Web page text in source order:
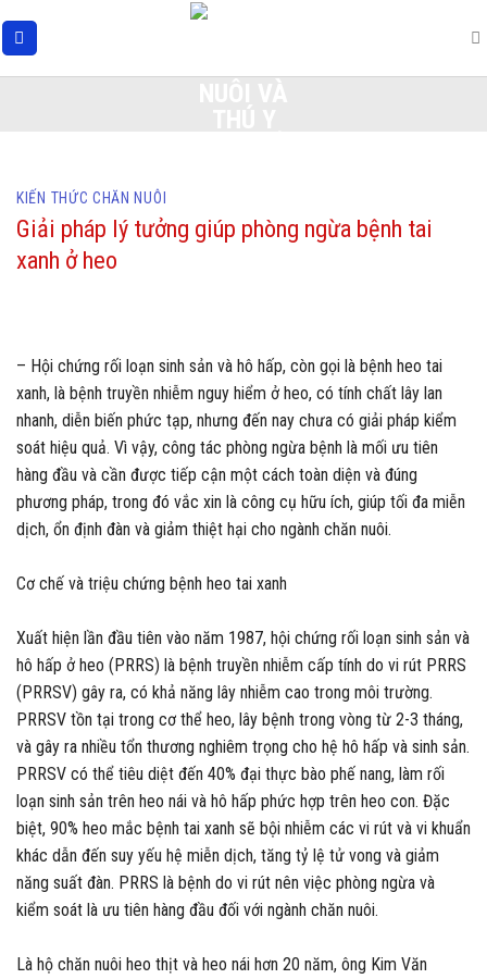
KIẾN THỨC CHĂN NUÔI
Giải pháp lý tưởng giúp phòng ngừa bệnh tai
xanh ở heo
– Hội chứng rối loạn sinh sản và hô hấp, còn gọi là bệnh heo tai
xanh, là bệnh truyền nhiễm nguy hiểm ở heo, có tính chất lây lan
nhanh, diễn biến phức tạp, nhưng đến nay chưa có giải pháp kiểm
soát hiệu quả. Vì vậy, công tác phòng ngừa bệnh là mối ưu tiên
hàng đầu và cần được tiếp cận một cách toàn diện và đúng
phương pháp, trong đó vắc xin là công cụ hữu ích, giúp tối đa miễn
dịch, ổn định đàn và giảm thiệt hại cho ngành chăn nuôi.
Cơ chế và triệu chứng bệnh heo tai xanh
Xuất hiện lần đầu tiên vào năm 1987, hội chứng rối loạn sinh sản và
hô hấp ở heo (PRRS) là bệnh truyền nhiễm cấp tính do vi rút PRRS
(PRRSV) gây ra, có khả năng lây nhiễm cao trong môi trường.
PRRSV tồn tại trong cơ thể heo, lây bệnh trong vòng từ 2-3 tháng,
và gây ra nhiều tổn thương nghiêm trọng cho hệ hô hấp và sinh sản.
PRRSV có thể tiêu diệt đến 40% đại thực bào phế nang, làm rối
loạn sinh sản trên heo nái và hô hấp phức hợp trên heo con. Đặc
biệt, 90% heo mắc bệnh tai xanh sẽ bội nhiễm các vi rút và vi khuẩn
khác dẫn đến suy yếu hệ miễn dịch, tăng tỷ lệ tử vong và giảm
năng suất đàn. PRRS là bệnh do vi rút nên việc phòng ngừa và
kiểm soát là ưu tiên hàng đầu đối với ngành chăn nuôi.
Là hộ chăn nuôi heo thịt và heo nái hơn 20 năm, ông Kim Văn